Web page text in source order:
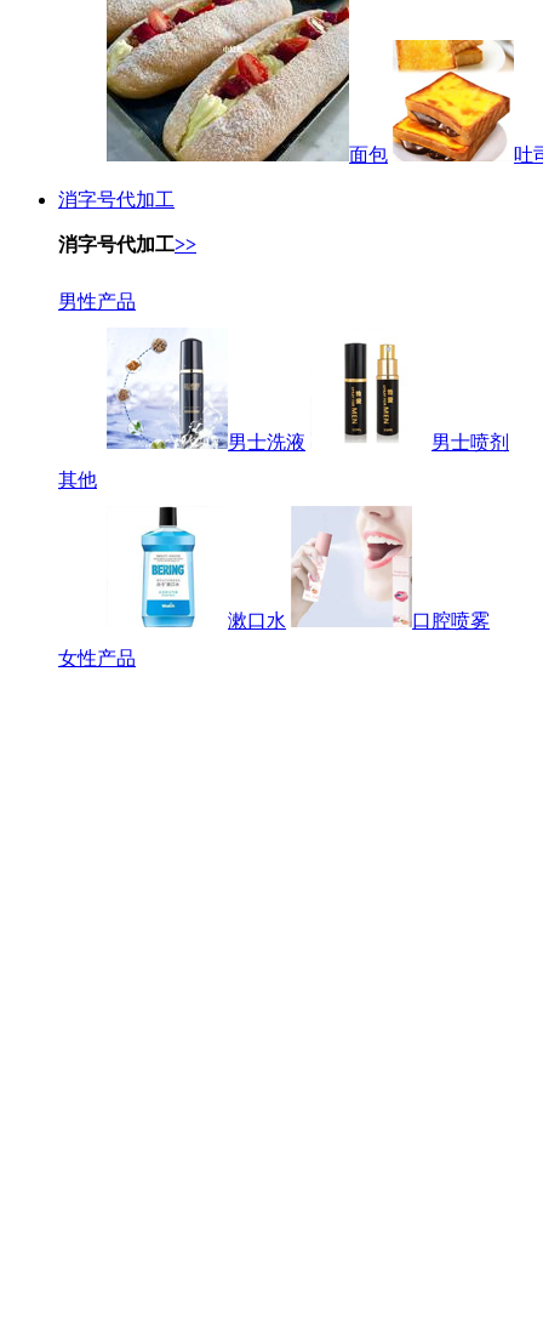
面包 吐
消字号代加工
消字号代加工>>
男性产品
男士洗液
男士喷剂
其他
漱口水
口腔喷雾
女性产品